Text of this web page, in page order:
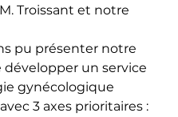
Troissant et notre
pu présenter notre
développer un service
gynécologique
3 axes prioritaires :